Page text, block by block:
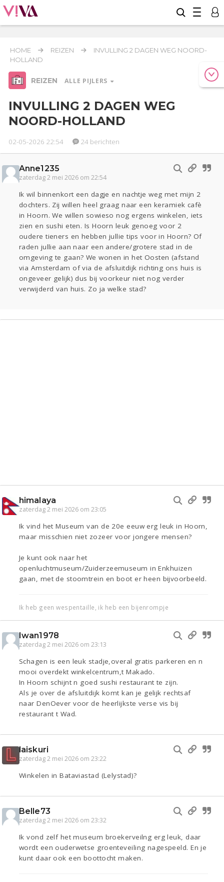
HOME REIZEN
INVULLING 2 DAGEN WEG NOORD-
HOLLAND
REIZEN ALLE PIJLERS
Relaties Werk & Studie Geld & Recht
Seks
Overig
Actueel Oekraïne Entertainment
Kinderen
Digi Eten
Mode & Beauty
Zwanger
Psyche Thuis
Klussen
Sport
Contact Viva zoekt
Aangeboden
Lezen
INVULLING 2 DAGEN WEG
NOORD-HOLLAND
02-05-2026 22:54 24 berichten
Anne1235
zaterdag 2 mei 2026 om 22:54
Ik wil binnenkort een dagje en nachtje weg met mijn 2
dochters. Zij willen heel graag naar een keramiek cafè
in Hoorn. We willen sowieso nog ergens winkelen, iets
zien en sushi eten. Is Hoorn leuk genoeg voor 2
oudere tieners en hebben jullie tips voor in Hoorn? Of
raden jullie aan naar een andere/grotere stad in de
omgeving te gaan? We wonen in het Oosten (afstand
via Amsterdam of via de afsluitdijk richting ons huis is
ongeveer gelijk) dus bij voorkeur niet nog verder
verwijderd van huis. Zo ja welke stad?
himalaya
zaterdag 2 mei 2026 om 23:05
Ik vind het Museum van de 20e eeuw erg leuk in Hoorn,
maar misschien niet zozeer voor jongere mensen?
Je kunt ook naar het
openluchtmuseum/Zuiderzeemuseum in Enkhuizen
gaan, met de stoomtrein en boot er heen bijvoorbeeld.
Ik heb geen wespentaille, ik heb een bijenrompje
Iwan1978
zaterdag 2 mei 2026 om 23:13
Schagen is een leuk stadje,overal gratis parkeren en n
mooi overdekt winkelcentrum,t Makado.
In Hoorn schijnt n goed sushi restaurant te zijn.
Als je over de afsluitdijk komt kan je gelijk rechtsaf
naar DenOever voor de heerlijkste verse vis bij
restaurant t Wad.
laiskuri
zaterdag 2 mei 2026 om 23:22
Winkelen in Bataviastad (Lelystad)?
Belle73
zaterdag 2 mei 2026 om 23:32
Ik vond zelf het museum broekerveilng erg leuk, daar
wordt een ouderwetse groenteveiling nagespeeld. En je
kunt daar ook een boottocht maken.